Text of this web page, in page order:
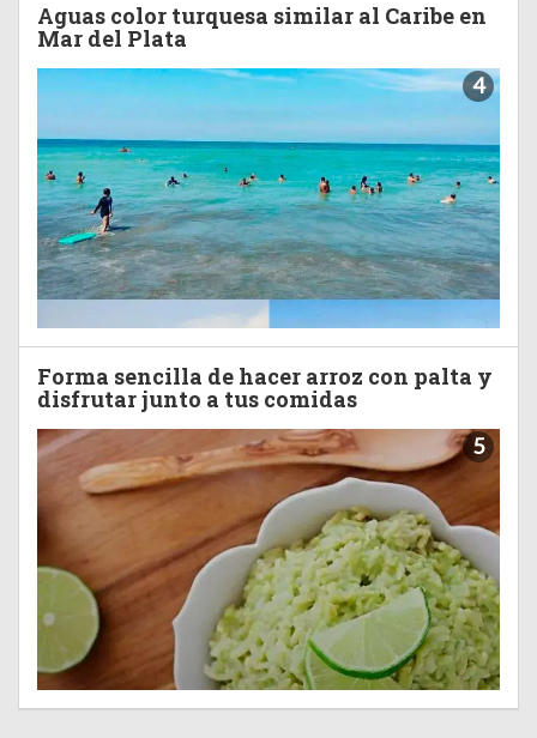
Aguas color turquesa similar al Caribe en
Mar del Plata
4
Forma sencilla de hacer arroz con palta y
disfrutar junto a tus comidas
5